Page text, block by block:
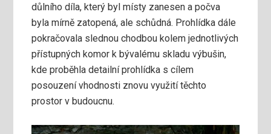
důlního díla, který byl místy zanesen a počva
byla mírně zatopená, ale schůdná. Prohlídka dále
pokračovala slednou chodbou kolem jednotlivých
přístupných komor k bývalému skladu výbušin,
kde proběhla detailní prohlídka s cílem
posouzení vhodnosti znovu využití těchto
prostor v budoucnu.